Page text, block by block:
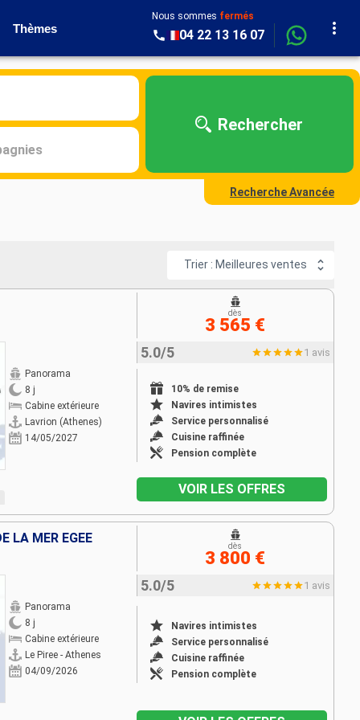
Thèmes
Nous sommes fermés
04 22 13 16 07
Rechercher
Recherche Avancée
Trier : Meilleures ventes
Panorama
8 j
Cabine extérieure
Lavrion (Athenes)
14/05/2027
5.0/5 1 avis
10% de remise
Navires intimistes
Service personnalisé
Cuisine raffinée
Pension complète
dès
3 565 €
VOIR LES OFFRES
LA MER ÉGÉE
Panorama
8 j
Cabine extérieure
Le Piree - Athenes
04/09/2026
5.0/5 1 avis
Navires intimistes
Service personnalisé
Cuisine raffinée
Pension complète
dès
3 800 €